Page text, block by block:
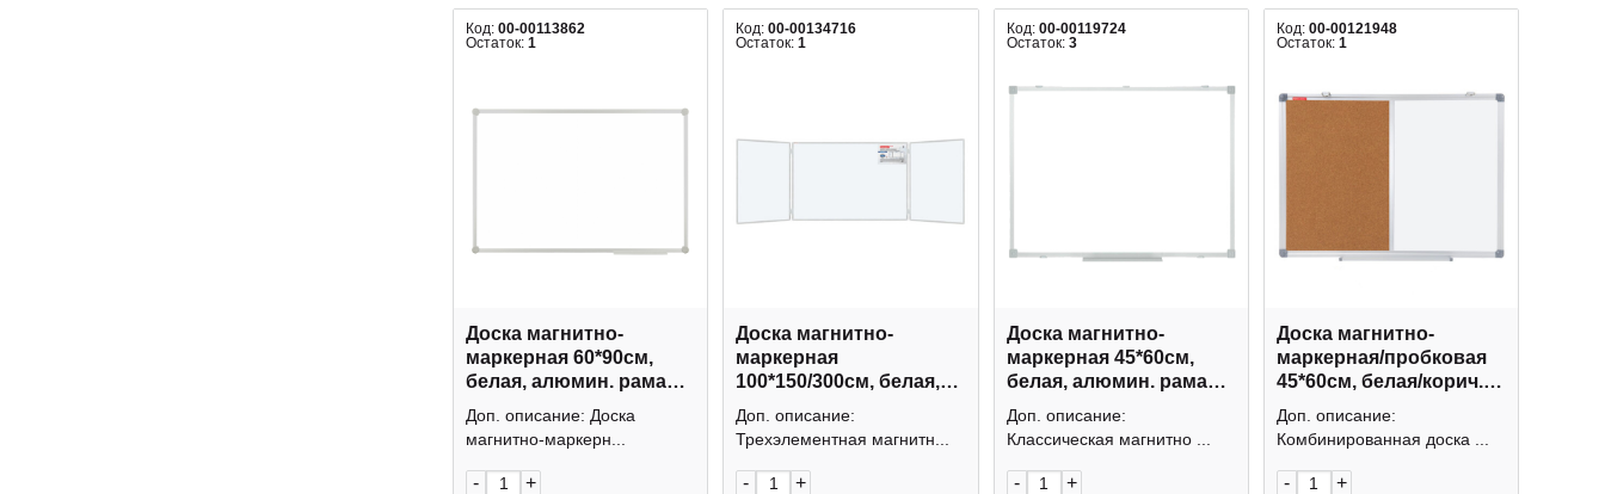
Код: 00-00113862
Остаток: 1
Доска магнитно-
маркерная 60*90см,
белая, алюмин. рама
"Slim" 343753
OfficeSpace
Доп. описание: Доска
магнитно-маркерн...
- +
Код:00-00134716
Остаток:1
Доска магнитно-
маркерная
100*150/300см, белая,
алюмин. рама 238035
Brauberg
Доп. описание:
Трехэлементная магнитн...
- +
Код: 00-00119724
Остаток: 3
Доска магнитно-
маркерная 45*60см,
белая, алюмин. рама
1782561 Klammer.
Доп. описание:
Классическая магнитно ...
- +
Код: 00-00121948
Остаток: 1
Доска магнитно-
маркерная/пробковая
45*60см, белая/корич.,
алюмин. рама "Extra"
238182 Brauberg
Доп. описание:
Комбинированная доска ...
- +